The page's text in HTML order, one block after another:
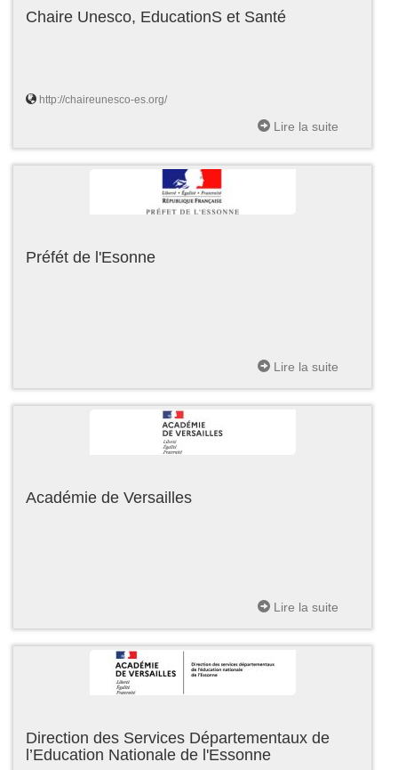
Chaire Unesco, EducationS et Santé
http://chaireunesco-es.org/
Lire la suite
Préfét de l'Esonne
Lire la suite
Académie de Versailles
Lire la suite
Direction des Services Départementaux de
l’Education Nationale de l'Essonne